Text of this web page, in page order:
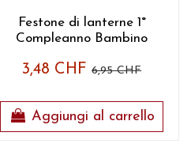
Festone di lanterne 1°
Compleanno Bambino
3,48 CHF6,95 CHF
Aggiungi al carrello